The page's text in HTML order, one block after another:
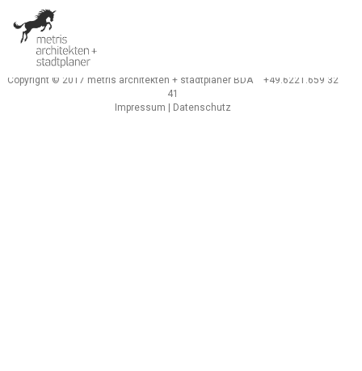
Copyright © 2017 metris architekten + stadtplaner BDA
+49.6221.659 32
41
Impressum
Datenschutz